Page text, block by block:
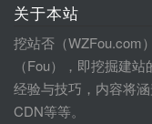
关于本站
挖站否（WZFou.com
（Fou），即挖掘建
经验与技巧，内容将
CDN等等。